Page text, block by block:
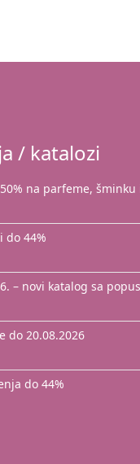
/ katalozi
na parfeme,
do 44%
– novi katalog sa
do 20.08.2026
do 44%